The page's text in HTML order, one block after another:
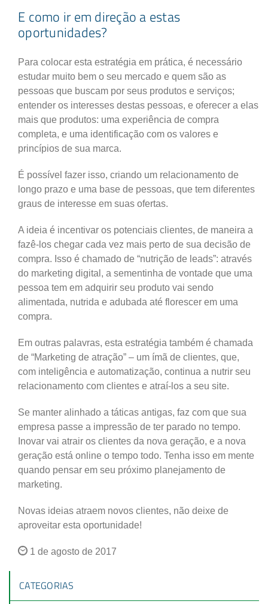
E como ir em direção a estas
oportunidades?
Para colocar esta estratégia em prática, é necessário
estudar muito bem o seu mercado e quem são as
pessoas que buscam por seus produtos e serviços;
entender os interesses destas pessoas, e oferecer a elas
mais que produtos: uma experiência de compra
completa, e uma identificação com os valores e
princípios de sua marca.
É possível fazer isso, criando um relacionamento de
longo prazo e uma base de pessoas, que tem diferentes
graus de interesse em suas ofertas.
A ideia é incentivar os potenciais clientes, de maneira a
fazê-los chegar cada vez mais perto de sua decisão de
compra. Isso é chamado de “nutrição de leads”: através
do marketing digital, a sementinha de vontade que uma
pessoa tem em adquirir seu produto vai sendo
alimentada, nutrida e adubada até florescer em uma
compra.
Em outras palavras, esta estratégia também é chamada
de “Marketing de atração” – um ímã de clientes, que,
com inteligência e automatização, continua a nutrir seu
relacionamento com clientes e atraí-los a seu site.
Se manter alinhado a táticas antigas, faz com que sua
empresa passe a impressão de ter parado no tempo.
Inovar vai atrair os clientes da nova geração, e a nova
geração está online o tempo todo. Tenha isso em mente
quando pensar em seu próximo planejamento de
marketing.
Novas ideias atraem novos clientes, não deixe de
aproveitar esta oportunidade!
1 de agosto de 2017
CATEGORIAS